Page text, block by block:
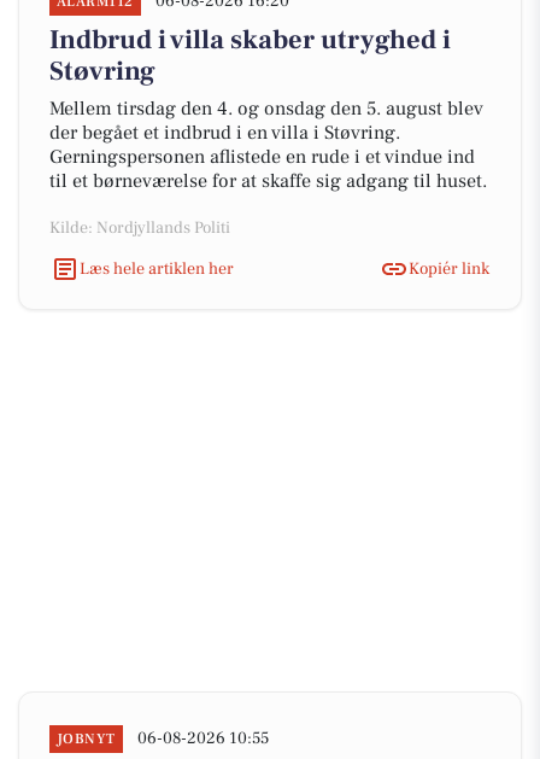
Indbrud i villa skaber utryghed i
Støvring
Mellem tirsdag den 4. og onsdag den 5. august blev
der begået et indbrud i en villa i Støvring.
Gerningspersonen aflistede en rude i et vindue ind
til et børneværelse for at skaffe sig adgang til huset.
Kilde: Nordjyllands Politi
Læs hele artiklen her
Kopiér link
JOBNYT 06-08-2026 10:55